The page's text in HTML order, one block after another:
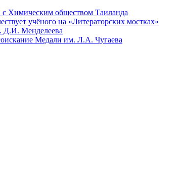
с Химическим обществом Таиланда
учёного на «Литераторских мостках»
Д.И. Менделеева
Медали им. Л.А. Чугаева